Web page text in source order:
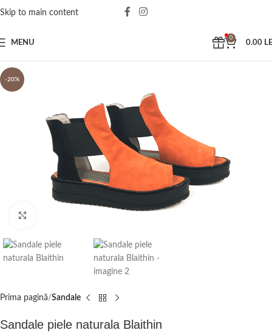
Skip to main content
MENU
0
0.00
-20%
Prima pagină Sandale
Sandale piele naturala Blaithin